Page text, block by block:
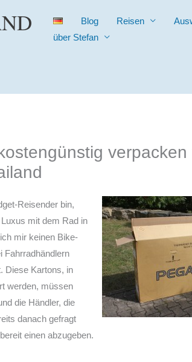
Blog Reisen
über Stefan
verpacken
Reisender bin,
mit dem Rad in
mir keinen Bike-
Fahrradhändlern
Diese Kartons, in
werden, müssen
die Händler, die
danach gefragt
einen abzugeben.